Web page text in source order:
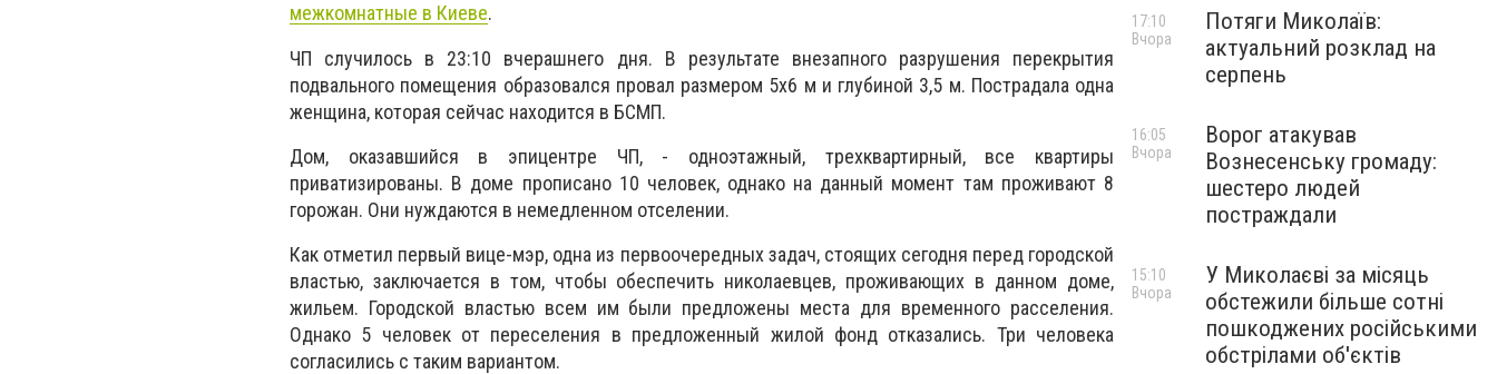
межкомнатные в Киеве.
ЧП случилось в 23:10 вчерашнего дня. В результате внезапного разрушения перекрытия
подвального помещения образовался провал размером 5х6 м и глубиной 3,5 м. Пострадала одна
женщина, которая сейчас находится в БСМП.
Дом, оказавшийся в эпицентре ЧП, - одноэтажный, трехквартирный, все квартиры
приватизированы. В доме прописано 10 человек, однако на данный момент там проживают 8
горожан. Они нуждаются в немедленном отселении.
Как отметил первый вице-мэр, одна из первоочередных задач, стоящих сегодня перед городской
властью, заключается в том, чтобы обеспечить николаевцев, проживающих в данном доме,
жильем. Городской властью всем им были предложены места для временного расселения.
Однако 5 человек от переселения в предложенный жилой фонд отказались. Три человека
согласились с таким вариантом.
Потяги Миколаїв:
актуальний розклад на
серпень
17:10
Вчора
Ворог атакував
Вознесенську громаду:
шестеро людей
постраждали
16:05
Вчора
У Миколаєві за місяць
обстежили більше сотні
пошкоджених російськими
обстрілами об'єктів
15:10
Вчора